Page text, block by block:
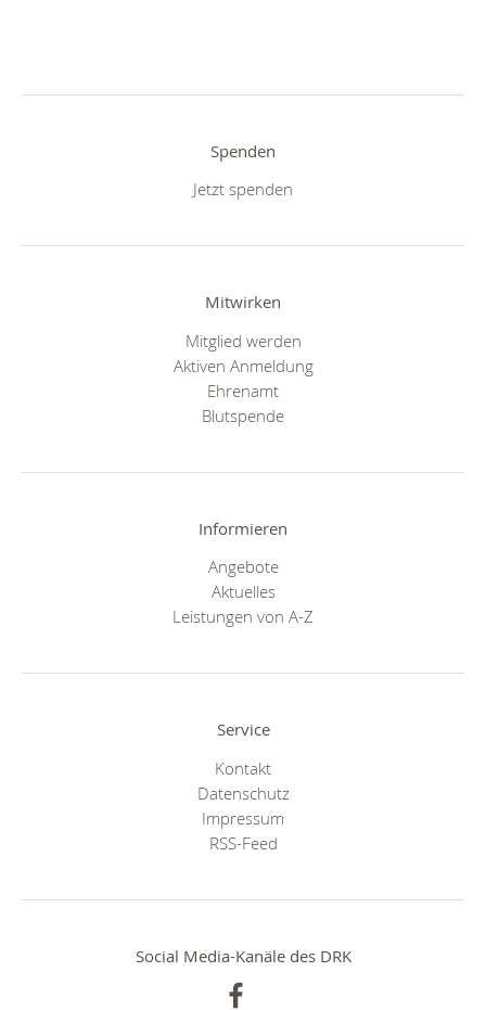
Spenden
Jetzt spenden
Mitwirken
Mitglied werden
Aktiven Anmeldung
Ehrenamt
Blutspende
Informieren
Angebote
Aktuelles
Leistungen von A-Z
Service
Kontakt
Datenschutz
Impressum
RSS-Feed
Social Media-Kanäle des DRK